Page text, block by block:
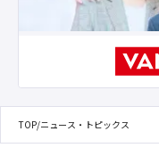
TOP/ニュース・トピックス